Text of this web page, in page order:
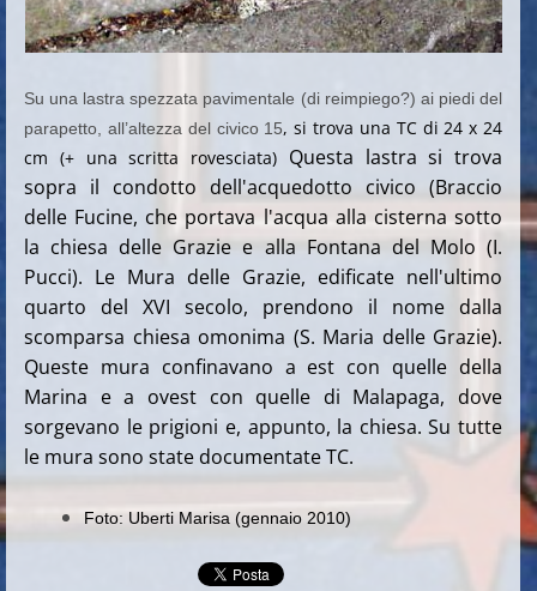
Su una lastra spezzata pavimentale (di reimpiego?) ai piedi del
parapetto, all’altezza del civico 15, si trova una TC di 24 x 24
cm (+ una scritta rovesciata) Questa lastra si trova
sopra il condotto dell'acquedotto civico (Braccio
delle Fucine, che portava l'acqua alla cisterna sotto
la chiesa delle Grazie e alla Fontana del Molo (I.
Pucci). Le Mura delle Grazie, edificate nell'ultimo
quarto del XVI secolo, prendono il nome dalla
scomparsa chiesa omonima (S. Maria delle Grazie).
Queste mura confinavano a est con quelle della
Marina e a ovest con quelle di Malapaga, dove
sorgevano le prigioni e, appunto, la chiesa. Su tutte
le mura sono state documentate TC.
Foto: Uberti Marisa (gennaio 2010)